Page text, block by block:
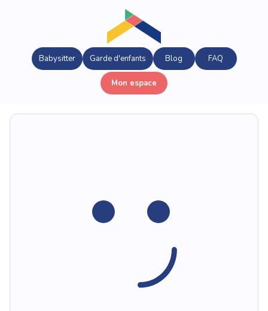
Babysitter Garde d'enfants Blog FAQ
Mon espace